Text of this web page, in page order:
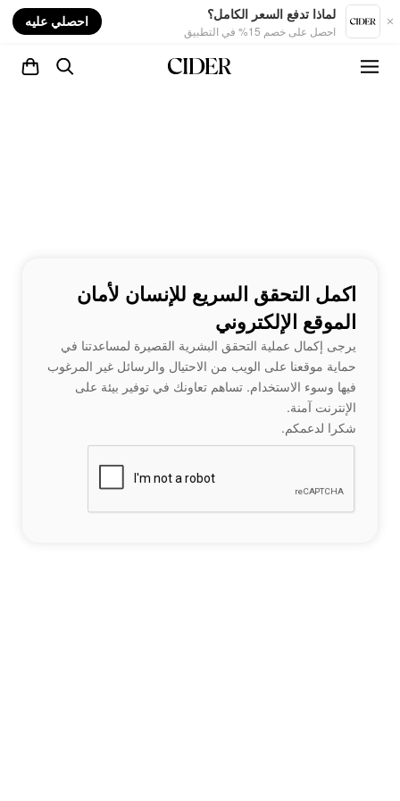
لماذا تدفع السعر الكامل؟
احصل على خصم 15% في التطبيق
احصلي عليه
اكمل التحقق السريع للإنسان لأمان
الموقع الإلكتروني
يرجى إكمال عملية التحقق البشرية القصيرة لمساعدتنا في
حماية موقعنا على الويب من الاحتيال والرسائل غير المرغوب
فيها وسوء الاستخدام. تساهم تعاونك في توفير بيئة على
الإنترنت آمنة.
شكرا لدعمكم.